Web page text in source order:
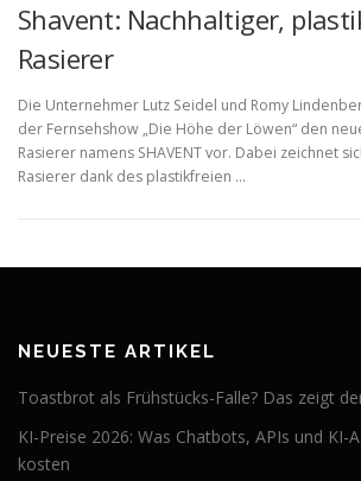
Shavent: Nachhaltiger,
Rasierer
Die Unternehmer Lutz Seidel und Romy
der Fernsehshow „Die Höhe der Löwen“ den
Rasierer namens SHAVENT vor. Dabei zeichnet
Rasierer dank des plastikfreien …
NEUESTE ARTIKEL
Toastbrot als Frühstücks-Falle? Das zeigt
KI-Preise 2026: Was Chatbots, APIs und KI-
kosten